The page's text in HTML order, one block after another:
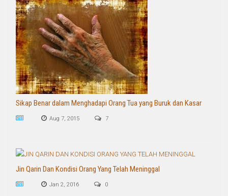
Sikap Benar dalam Menghadapi Orang Tua yang Buruk dan Kasar
Aug 7, 2015 7
Jin Qarin Dan Kondisi Orang Yang Telah Meninggal
Jan 2, 2016 0